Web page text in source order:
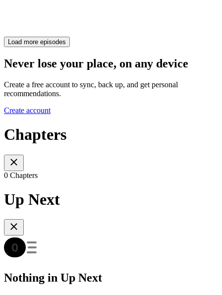
Load more episodes
Never lose your place, on any device
Create a free account to sync, back up, and get personal
recommendations.
Create account
Chapters
0 Chapters
Up Next
Nothing in Up Next